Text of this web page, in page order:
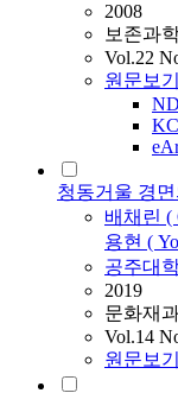
2008
보존과
Vol.22
원문보기
청동거울 경
배채린 (
용현 (
공주대
2019
문화재
Vol.14
원문보기